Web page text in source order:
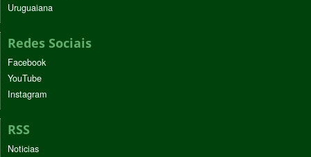
Uruguaiana
Redes Sociais
Facebook
YouTube
Instagram
RSS
Noticias